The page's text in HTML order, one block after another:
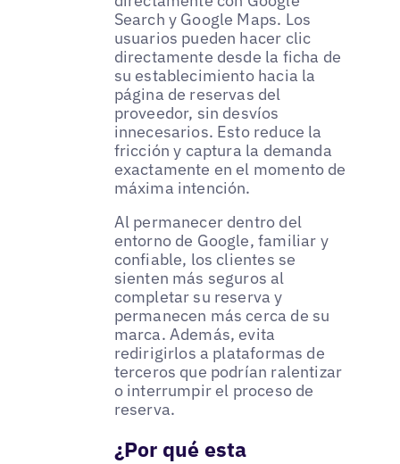
Search y Google Maps. Los
usuarios pueden hacer clic
directamente desde la ficha de
su establecimiento hacia la
página de reservas del
proveedor, sin desvíos
innecesarios. Esto reduce la
fricción y captura la demanda
exactamente en el momento de
máxima intención.
Al permanecer dentro del
entorno de Google, familiar y
confiable, los clientes se
sienten más seguros al
completar su reserva y
permanecen más cerca de su
marca. Además, evita
redirigirlos a plataformas de
terceros que podrían ralentizar
o interrumpir el proceso de
reserva.
¿Por qué esta